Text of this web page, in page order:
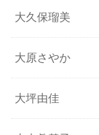
大久保瑠美
大原さやか
大坪由佳